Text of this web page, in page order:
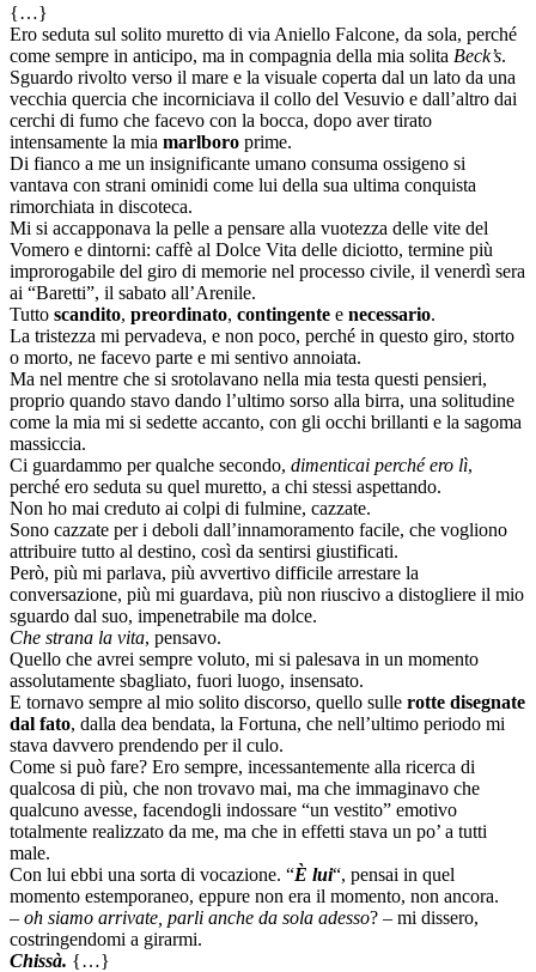
{…}
Ero seduta sul solito muretto di via Aniello Falcone, da sola, perché
come sempre in anticipo, ma in compagnia della mia solita Beck’s.
Sguardo rivolto verso il mare e la visuale coperta dal un lato da una
vecchia quercia che incorniciava il collo del Vesuvio e dall’altro dai
cerchi di fumo che facevo con la bocca, dopo aver tirato
intensamente la mia marlboro prime.
Di fianco a me un insignificante umano consuma ossigeno si
vantava con strani ominidi come lui della sua ultima conquista
rimorchiata in discoteca.
Mi si accapponava la pelle a pensare alla vuotezza delle vite del
Vomero e dintorni: caffè al Dolce Vita delle diciotto, termine più
improrogabile del giro di memorie nel processo civile, il venerdì sera
ai “Baretti”, il sabato all’Arenile.
Tutto scandito, preordinato, contingente e necessario.
La tristezza mi pervadeva, e non poco, perché in questo giro, storto
o morto, ne facevo parte e mi sentivo annoiata.
Ma nel mentre che si srotolavano nella mia testa questi pensieri,
proprio quando stavo dando l’ultimo sorso alla birra, una solitudine
come la mia mi si sedette accanto, con gli occhi brillanti e la sagoma
massiccia.
Ci guardammo per qualche secondo, dimenticai perché ero lì,
perché ero seduta su quel muretto, a chi stessi aspettando.
Non ho mai creduto ai colpi di fulmine, cazzate.
Sono cazzate per i deboli dall’innamoramento facile, che vogliono
attribuire tutto al destino, così da sentirsi giustificati.
Però, più mi parlava, più avvertivo difficile arrestare la
conversazione, più mi guardava, più non riuscivo a distogliere il mio
sguardo dal suo, impenetrabile ma dolce.
Che strana la vita, pensavo.
Quello che avrei sempre voluto, mi si palesava in un momento
assolutamente sbagliato, fuori luogo, insensato.
E tornavo sempre al mio solito discorso, quello sulle rotte disegnate
dal fato, dalla dea bendata, la Fortuna, che nell’ultimo periodo mi
stava davvero prendendo per il culo.
Come si può fare? Ero sempre, incessantemente alla ricerca di
qualcosa di più, che non trovavo mai, ma che immaginavo che
qualcuno avesse, facendogli indossare “un vestito” emotivo
totalmente realizzato da me, ma che in effetti stava un po’ a tutti
male.
Con lui ebbi una sorta di vocazione. “È lui“, pensai in quel
momento estemporaneo, eppure non era il momento, non ancora.
– oh siamo arrivate, parli anche da sola adesso? – mi dissero,
costringendomi a girarmi.
Chissà. {…}